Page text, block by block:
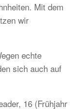
Mit dem
wir
echte
sich auch auf
16 (Frühjahr